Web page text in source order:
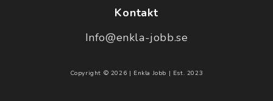
Kontakt
Info@enkla-jobb.se
Copyright © 2026 | Enkla Jobb | Est. 2023